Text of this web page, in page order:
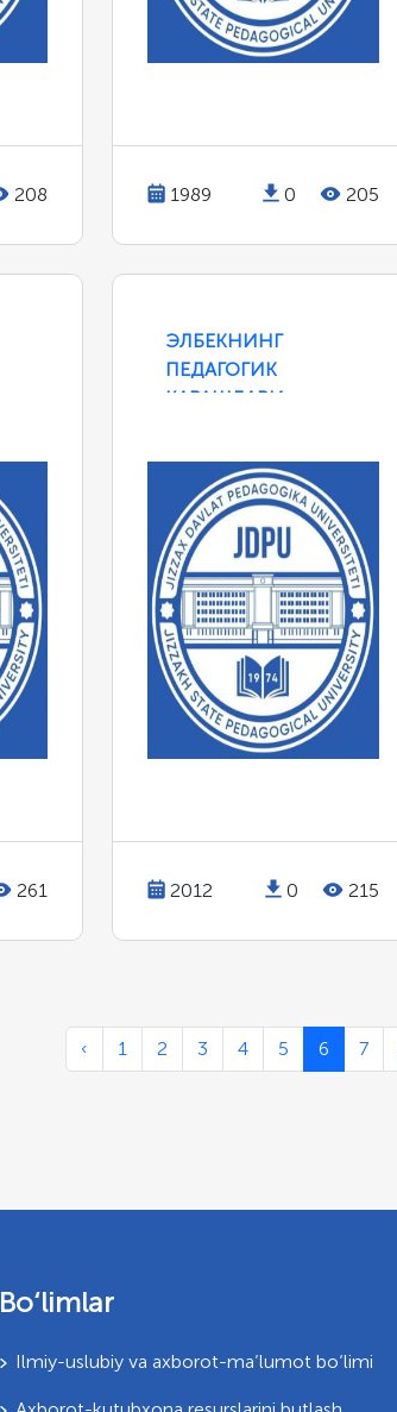
208 1989 0 205
261
ЭЛБЕКНИНГ
ПЕДАГОГИК
ҚАРАШЛАРИ
2012 0 215
‹ 1 2 3 4 5 6 7
Bo‘limlar
Ilmiy-uslubiy va axborot-ma’lumot bo‘limi